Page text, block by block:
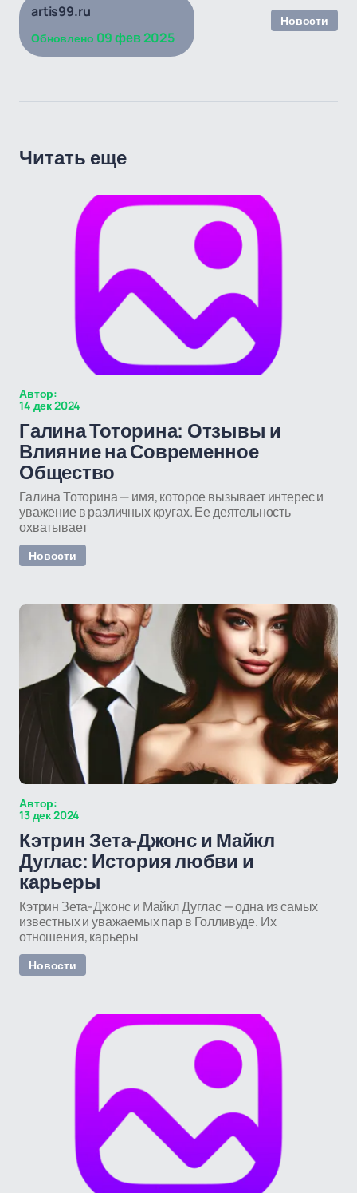
artis99.ru
Обновлено 09 фев 2025
Новости
Читать еще
Автор:
14 дек 2024
Галина Тоторина: Отзывы и
Влияние на Современное
Общество
Галина Тоторина — имя, которое вызывает интерес и
уважение в различных кругах. Ее деятельность
охватывает
Новости
Автор:
13 дек 2024
Кэтрин Зета-Джонс и Майкл
Дуглас: История любви и
карьеры
Кэтрин Зета-Джонс и Майкл Дуглас — одна из самых
известных и уважаемых пар в Голливуде. Их
отношения, карьеры
Новости